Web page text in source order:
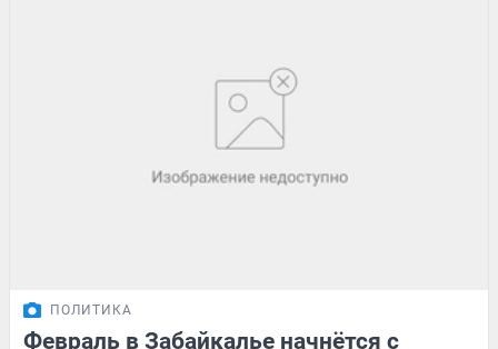
ПОЛИТИКА
Февраль в Забайкалье начнётся с